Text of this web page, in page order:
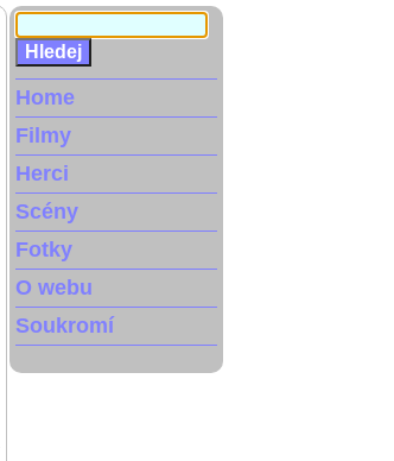
Home
Filmy
Herci
Scény
Fotky
O webu
Soukromí